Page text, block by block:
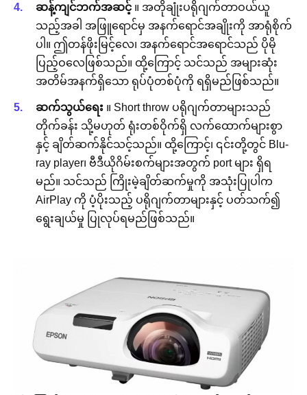
ဆန့်ကျင်ဘက်အဆင့် ။ အတိုချုံးပရိုဂျက်တာဝယ်ယူ
သည့်အခါ အဖြူရောင်မှ အနက်ရောင်အချိုးကို အာရုံစိုက်
ပါ။ ဤတန်ဖိုးမြင့်လေ၊ အနက်ရောင်အရောင်သည် ပိုမို
ပြည့်ဝလေဖြစ်သည်။ ထို့ကြောင့် သင်သည် အများဆုံး
အတိမ်အနက်ရှိသော ရုပ်ပုံတစ်ပုံကို ရရှိမည်ဖြစ်သည်။
ဆက်သွယ်ရေး ။ Short throw ပရိုဂျက်တာများသည်
တိုက်ခန်း သို့မဟုတ် ရုံးတစ်ဝိုက်ရှိ လက်ထောက်များစွာ
နှင့် ချိတ်ဆက်နိုင်သင့်သည်။ ထို့ကြောင့်၊ ၎င်းတို့တွင် Blu-
ray player၊ ဗီဒီယိုဂိမ်းစက်များအတွက် port များ ရှိရ
မည်။ သင်သည် ကြိုးမဲ့ချိတ်ဆက်မှုကို အသုံးပြုပါက
AirPlay ကို ပံ့ပိုးသည့် ပရိုဂျက်တာများနှင့် ပတ်သက်၍
ရွေးချယ်မှု ပြုလုပ်ရမည်ဖြစ်သည်။